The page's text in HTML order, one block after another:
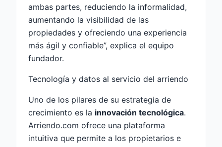
ambas partes, reduciendo la informalidad,
aumentando la visibilidad de las
propiedades y ofreciendo una experiencia
más ágil y confiable”, explica el equipo
fundador.
Tecnología y datos al servicio del arriendo
Uno de los pilares de su estrategia de
crecimiento es la innovación tecnológica.
Arriendo.com ofrece una plataforma
intuitiva que permite a los propietarios e